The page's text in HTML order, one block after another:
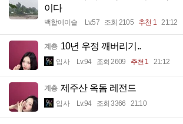
이다
백합에이슬 Lv.57 조회 2105 추천 1 21:12
계층 10년 우정 깨버리기..
입사 Lv.94 조회 2609 추천 1 21:12
계층 제주산 옥돔 레전드
입사 Lv.94 조회 3366 21:10